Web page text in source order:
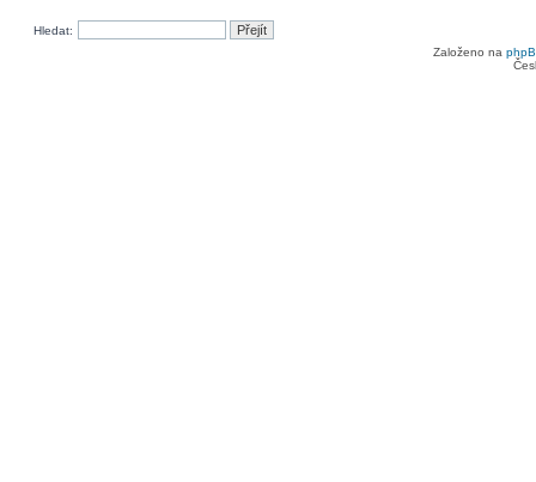
Hledat:
Založeno na